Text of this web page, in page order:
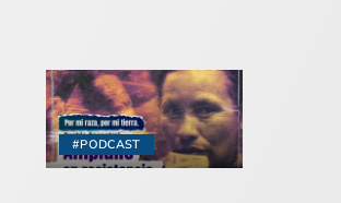
#PODCAST